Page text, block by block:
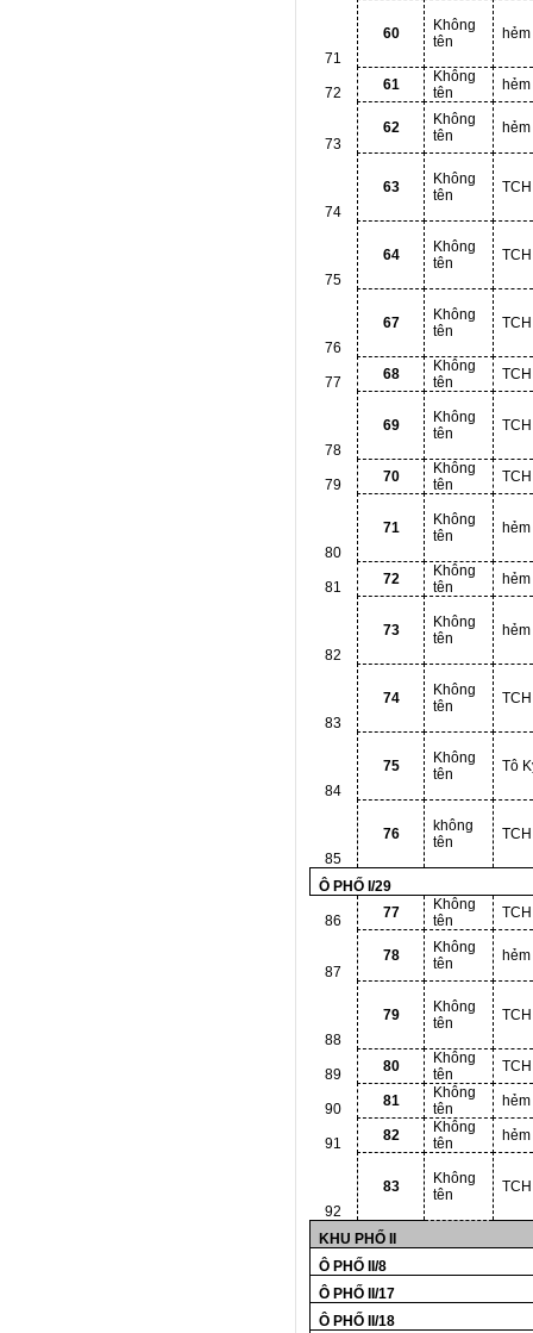
71
60
Không
tên
72 61
Không
tên
73
62
Không
tên
74
63
Không
tên
75
64
Không
tên
76
67
Không
tên
77 68
Không
tên
78
69
Không
tên
79 70
Không
tên
80
71
Không
tên
81 72
Không
tên
82
73
Không
tên
83
74
Không
tên
84
75
Không
tên
Tô
85
76
không
tên
Ô PHỐ I/29
86 77
Không
tên
87
78
Không
tên
88
79
Không
tên
89 80
Không
tên
90 81
Không
tên
91 82
Không
tên
92
83
Không
tên
KHU PHỐ II
Ô PHỐ II/8
Ô PHỐ II/17
Ô PHỐ II/18